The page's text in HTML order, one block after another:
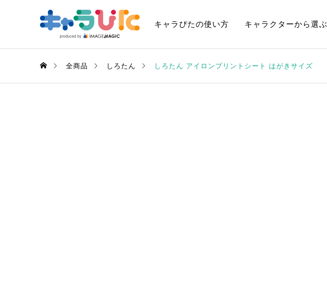
キャラぴたの使い方 キャラクターから選ぶ
全商品 しろたん しろたん アイロンプリントシート はがきサイズ